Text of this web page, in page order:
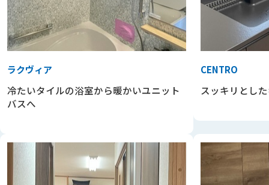
ラクヴィア
冷たいタイルの浴室から暖かいユニット
バスへ
CENTRO
スッキリとし